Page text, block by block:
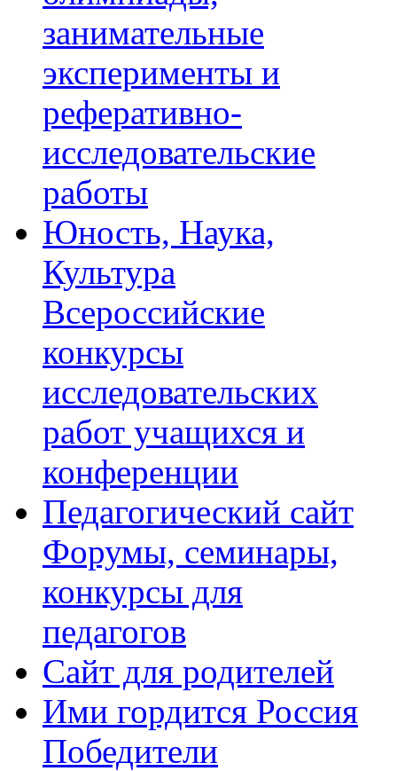
занимательные
эксперименты и
реферативно-
исследовательские
работы
Юность, Наука,
Культура
Всероссийские
конкурсы
исследовательских
работ учащихся и
конференции
Педагогический сайт
Форумы, семинары,
конкурсы для
педагогов
Сайт для родителей
Ими гордится Россия
Победители